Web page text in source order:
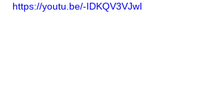
https://youtu.be/-IDKQV3VJwI